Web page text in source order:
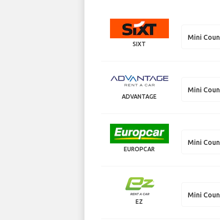
SIXT
Mini
ADVANTAGE
Mini
EUROPCAR
Mini
EZ
Mini